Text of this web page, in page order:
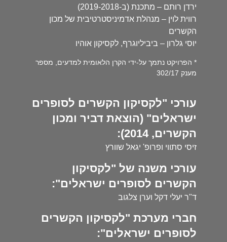
ירדן רותם – מתכנת (ב-2019-2018)
רווית לוין – מנהלת אדמיניסטרטיבית של מכון
הקשרים
יוסי גלרון – ביביליוגרף, לקסיקון אוהיו
* הפרויקט נתמך על-ידי הקרן הלאומית למדעים, מספר
מענק 302/17
עורכי "לקסיקון הקשרים לסופרים
ישראלים" (הוצאת דביר ומכון
הקשרים, 2014):
זיסי סתווי ופרופ' יגאל שוורץ
עורכי משנה של "לקסיקון
הקשרים לסופרים ישראלים":
ד"ר יעלי דקל וערן צלגוב
חברי מערכת "לקסיקון הקשרים
לסופרים ישראלים":